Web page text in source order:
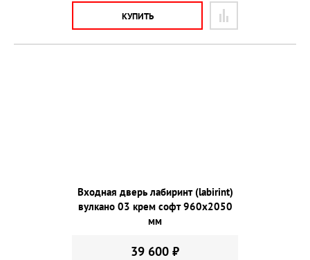
КУПИТЬ
Входная дверь лабиринт (labirint)
вулкано 03 крем софт 960х2050
мм
39 600 ₽